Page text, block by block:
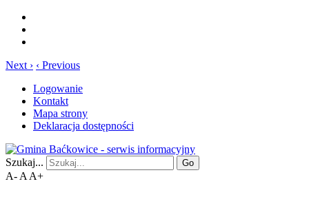
Next › ‹ Previous
Logowanie
Kontakt
Mapa strony
Deklaracja dostępności
Szukaj... Go
A- A A+